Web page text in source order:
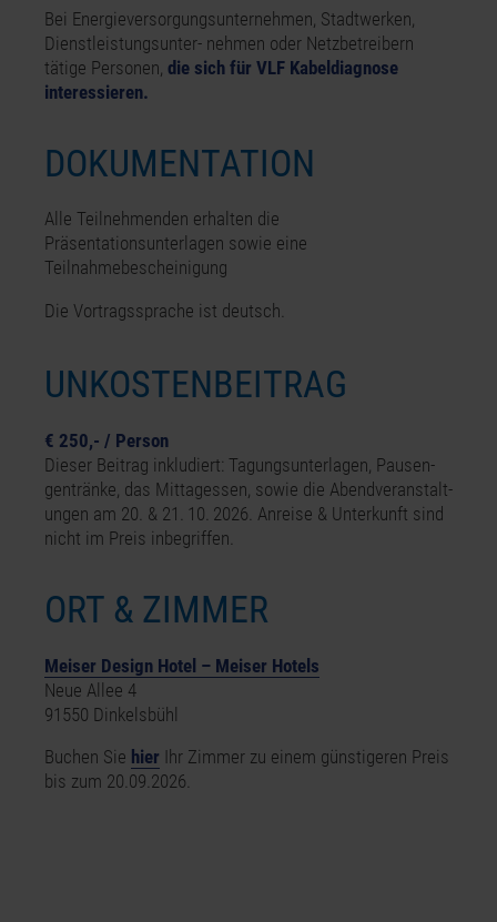
Bei Energieversorgungsunternehmen, Stadtwerken,
Dienst­leistungsunter- nehmen oder Netz­be­treibern
tätige Personen, die sich für VLF Kabeldiagnose
interessieren.
DOKUMENTATION
Alle Teilnehmenden erhalten die
Präsentationsunterlagen sowie eine
Teilnahmebescheinigung
Die Vortragssprache ist deutsch.
UNKOSTENBEITRAG
€ 250,- / Person
Dieser Beitrag inkludiert: Tagungsunterlagen, Pausen­
gentränke, das Mittagessen, sowie die Abendver­anstalt­
ungen am 20. & 21. 10. 2026. Anreise & Unterkunft sind
nicht im Preis inbegriffen.
ORT & ZIMMER
Meiser Design Hotel – Meiser Hotels
Neue Allee 4
91550 Dinkelsbühl
Buchen Sie hier Ihr Zimmer zu einem günstigeren Preis
bis zum 20.09.2026.